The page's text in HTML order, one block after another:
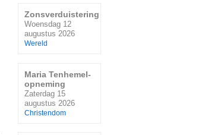
Zonsverduistering
Woensdag 12
augustus 2026
Wereld
Maria Tenhemel-
opneming
Zaterdag 15
augustus 2026
Christendom